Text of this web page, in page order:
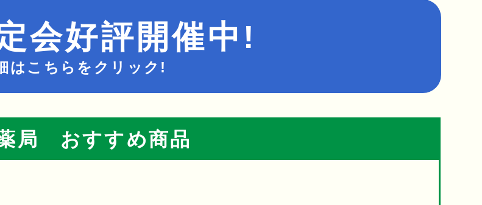
会好評開催中!
はこちらをクリック!
局 おすすめ商品